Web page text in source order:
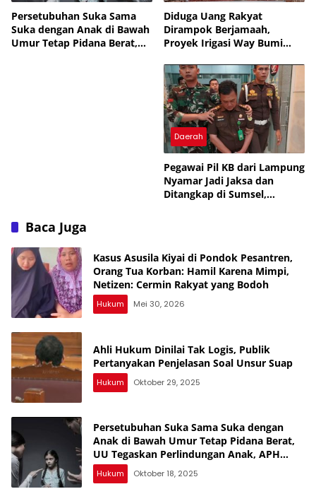
Persetubuhan Suka Sama
Suka dengan Anak di Bawah
Umur Tetap Pidana Berat,
Diduga Uang Rakyat
Dirampok Berjamaah,
Proyek Irigasi Way Bumi
Rp12,8 M Disorot Publik —
Kejati Turun, Tapi Bungkam!
Daerah
Pegawai Pil KB dari Lampung
Nyamar Jadi Jaksa dan
Ditangkap di Sumsel,
Baca Juga
Kasus Asusila Kiyai di Pondok Pesantren,
Orang Tua Korban: Hamil Karena Mimpi,
Netizen: Cermin Rakyat yang Bodoh
Hukum Mei 30, 2026
Ahli Hukum Dinilai Tak Logis, Publik
Pertanyakan Penjelasan Soal Unsur Suap
Hukum Oktober 29, 2025
Persetubuhan Suka Sama Suka dengan
Anak di Bawah Umur Tetap Pidana Berat,
UU Tegaskan Perlindungan Anak, APH
Lampura Diminta Tegas, Banyak yang
Belum Diungkap, Periksa Semua SMA,
Hukum Oktober 18, 2025